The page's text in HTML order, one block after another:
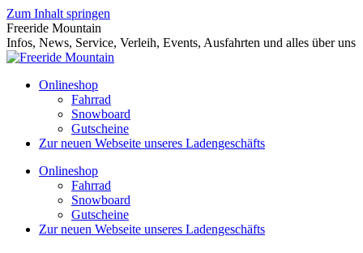
Zum Inhalt springen
Freeride Mountain
Infos, News, Service, Verleih, Events, Ausfahrten und alles über uns
Onlineshop
Fahrrad
Snowboard
Gutscheine
Zur neuen Webseite unseres Ladengeschäfts
Onlineshop
Fahrrad
Snowboard
Gutscheine
Zur neuen Webseite unseres Ladengeschäfts